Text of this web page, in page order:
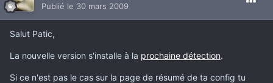
Publié le 30 mars 2009
Salut Patic,
La nouvelle version s'installe à la prochaine détection.
Si ce n'est pas le cas sur la page de résumé de ta config tu